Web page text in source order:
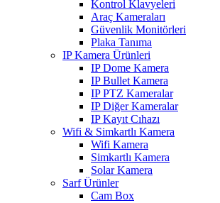
Kontrol Klavyeleri
Araç Kameraları
Güvenlik Monitörleri
Plaka Tanıma
IP Kamera Ürünleri
IP Dome Kamera
IP Bullet Kamera
IP PTZ Kameralar
IP Diğer Kameralar
IP Kayıt Cıhazı
Wifi & Simkartlı Kamera
Wifi Kamera
Simkartlı Kamera
Solar Kamera
Sarf Ürünler
Cam Box